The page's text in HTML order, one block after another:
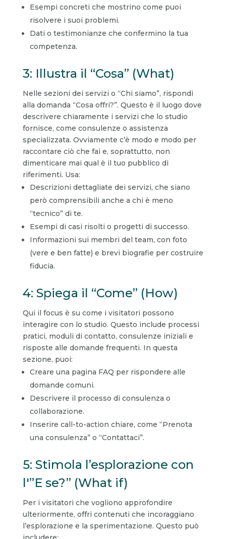
Esempi concreti che mostrino come puoi
risolvere i suoi problemi.
Dati o testimonianze che confermino la tua
competenza.
3: Illustra il “Cosa” (What)
Nelle sezioni dei servizi o “Chi siamo”, rispondi
alla domanda “Cosa offri?”. Questo è il luogo dove
descrivere chiaramente i servizi che lo studio
fornisce, come consulenze o assistenza
specializzata. Ovviamente c’è modo e modo per
raccontare ciò che fai e, soprattutto, non
dimenticare mai qual è il tuo pubblico di
riferimenti. Usa:
Descrizioni dettagliate dei servizi, che siano
però comprensibili anche a chi è meno
“tecnico” di te.
Esempi di casi risolti o progetti di successo.
Informazioni sui membri del team, con foto
(vere e ben fatte) e brevi biografie per costruire
fiducia.
4: Spiega il “Come” (How)
Qui il focus è su come i visitatori possono
interagire con lo studio. Questo include processi
pratici, moduli di contatto, consulenze iniziali e
risposte alle domande frequenti. In questa
sezione, puoi:
Creare una pagina FAQ per rispondere alle
domande comuni.
Descrivere il processo di consulenza o
collaborazione.
Inserire call-to-action chiare, come “Prenota
una consulenza” o “Contattaci”.
5: Stimola l’esplorazione con
l'”E se?” (What if)
Per i visitatori che vogliono approfondire
ulteriormente, offri contenuti che incoraggiano
l’esplorazione e la sperimentazione. Questo può